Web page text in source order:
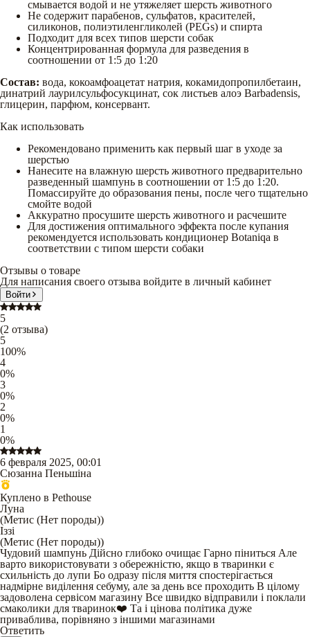
смывается водой и не утяжеляет шерсть животного
Не содержит парабенов, сульфатов, красителей,
силиконов, полиэтиленгликолей (PEGs) и спирта
Подходит для всех типов шерсти собак
Концентрированная формула для разведения в
соотношении от 1:5 до 1:20
Состав: вода, кокоамфоацетат натрия, кокамидопропилбетаин,
динатрий лаурилсульфосукцинат, сок листьев алоэ Barbadensis,
глицерин, парфюм, консервант.
Как использовать
Рекомендовано применить как первый шаг в уходе за
шерстью
Нанесите на влажную шерсть животного предварительно
разведенный шампунь в соотношении от 1:5 до 1:20.
Помассируйте до образования пены, после чего тщательно
смойте водой
Аккуратно просушите шерсть животного и расчешите
Для достижения оптимального эффекта после купания
рекомендуется использовать кондиционер Botaniqa в
соответствии с типом шерсти собаки
Отзывы о товаре
Для написания своего отзыва войдите в личный кабинет
Войти
5
(2 отзыва)
5
100%
4
0%
3
0%
2
0%
1
0%
6 февраля 2025, 00:01
Сюзанна Пеньшіна
Куплено в Pethouse
Луна
(Метис (Нет породы))
Іззі
(Метис (Нет породы))
Чудовий шампунь Дійсно глибоко очищає Гарно піниться Але
варто використовувати з обережністю, якщо в тваринки є
схильність до лупи Бо одразу після миття спостерігається
надмірне виділення себуму, але за день все проходить В цілому
задоволена сервісом магазину Все швидко відправили і поклали
смаколики для тваринок❤️ Та і цінова політика дуже
приваблива, порівняно з іншими магазинами
Ответить